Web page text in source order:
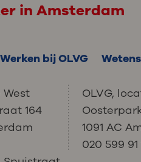
in Amsterdam
Werken bij OLVG
West
164
OLVG,
1091 AC
020 599 91